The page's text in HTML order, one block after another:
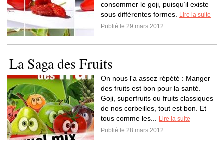
consommer le goji, puisqu’il existe
sous différentes formes.
Lire la suite
Publié le 29 mars 2012
La Saga des Fruits
On nous l'a assez répété : Manger
des fruits est bon pour la santé.
Goji, superfruits ou fruits classiques
de nos corbeilles, tout est bon. Et
tous comme les...
Lire la suite
Publié le 28 mars 2012